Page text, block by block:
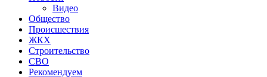
Видео
Общество
Происшествия
ЖКХ
Строительство
СВО
Рекомендуем